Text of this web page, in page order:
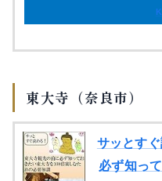
東大寺（奈良市）
サッとす
必ず知っ